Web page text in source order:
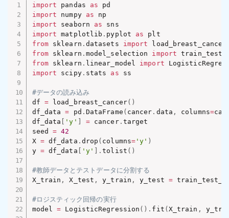
import pandas as
import numpy as
import seaborn as
import matplotlib . pyplot as
from sklearn . datasets import
from sklearn . model_selection import
from sklearn . linear_model import
import scipy. stats as ss
#データの読み込み
df = load_breast_cancer( )
df_data = pd . DataFrame ( cancer . data , columns=
df_data [ 'y' ] = cancer. target
seed = 42
X = df_data . drop ( columns= 'y' )
y = df_data [ 'y' ] .tolist ( )
#教師データとテストデータに分割する
X_train , X_test , y_train , y_test =
#ロジスティック回帰の実行
model = LogisticRegression ( ) . fit (X_train ,